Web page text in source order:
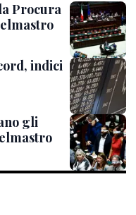
Procura
indici
gli